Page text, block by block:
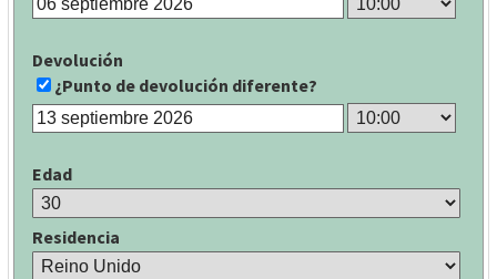
Devolución
¿Punto de devolución diferente?
Edad
Residencia